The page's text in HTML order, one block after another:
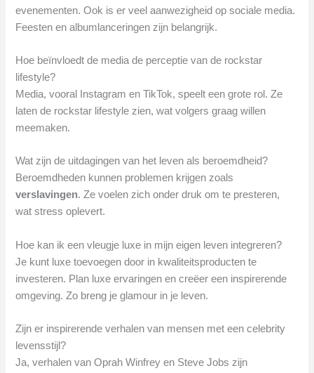
evenementen. Ook is er veel aanwezigheid op sociale media.
Feesten en albumlanceringen zijn belangrijk.
Hoe beïnvloedt de media de perceptie van de rockstar
lifestyle?
Media, vooral Instagram en TikTok, speelt een grote rol. Ze
laten de rockstar lifestyle zien, wat volgers graag willen
meemaken.
Wat zijn de uitdagingen van het leven als beroemdheid?
Beroemdheden kunnen problemen krijgen zoals
verslavingen. Ze voelen zich onder druk om te presteren,
wat stress oplevert.
Hoe kan ik een vleugje luxe in mijn eigen leven integreren?
Je kunt luxe toevoegen door in kwaliteitsproducten te
investeren. Plan luxe ervaringen en creëer een inspirerende
omgeving. Zo breng je glamour in je leven.
Zijn er inspirerende verhalen van mensen met een celebrity
levensstijl?
Ja, verhalen van Oprah Winfrey en Steve Jobs zijn